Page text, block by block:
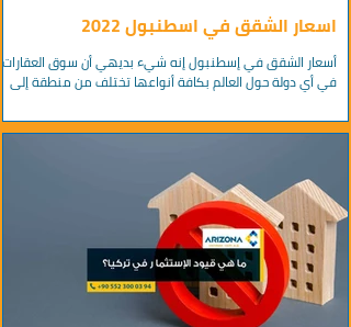
اسعار الشقق في اسطنبول 2022
أسعار الشقق في إسطنبول إنه شيء بديهي أن سوق العقارات
في أي دولة حول العالم بكافة أنواعها تختلف من منطقة إلى